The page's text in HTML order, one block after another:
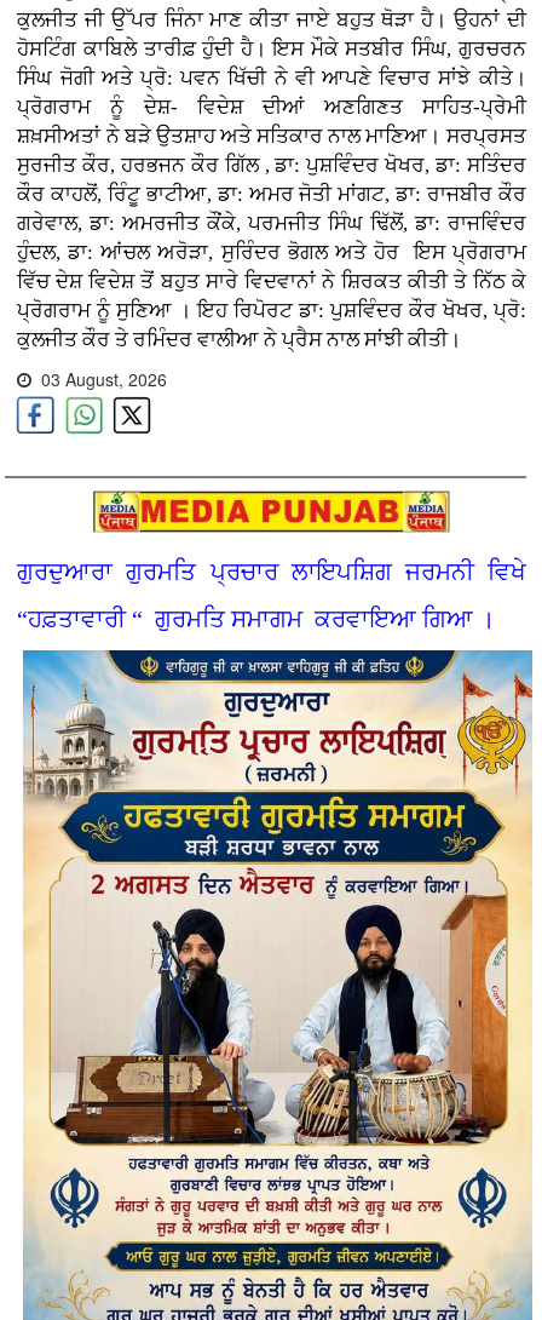
ਕੁਲਜੀਤ ਜੀ ਉੱਪਰ ਜਿੰਨਾ ਮਾਣ ਕੀਤਾ ਜਾਏ ਬਹੁਤ ਥੋੜਾ ਹੈ। ਉਹਨਾਂ ਦੀ
ਹੋਸਟਿੰਗ ਕਾਬਿਲੇ ਤਾਰੀਫ਼ ਹੁੰਦੀ ਹੈ। ਇਸ ਮੌਕੇ ਸਤਬੀਰ ਸਿੰਘ, ਗੁਰਚਰਨ
ਸਿੰਘ ਜੋਗੀ ਅਤੇ ਪ੍ਰੋ: ਪਵਨ ਖਿੱਚੀ ਨੇ ਵੀ ਆਪਣੇ ਵਿਚਾਰ ਸਾਂਝੇ ਕੀਤੇ।
ਪ੍ਰੋਗਰਾਮ ਨੂੰ ਦੇਸ਼- ਵਿਦੇਸ਼ ਦੀਆਂ ਅਣਗਿਣਤ ਸਾਹਿਤ-ਪ੍ਰੇਮੀ
ਸ਼ਖ਼ਸੀਅਤਾਂ ਨੇ ਬੜੇ ਉਤਸ਼ਾਹ ਅਤੇ ਸਤਿਕਾਰ ਨਾਲ ਮਾਣਿਆ। ਸਰਪ੍ਰਸਤ
ਸੁਰਜੀਤ ਕੌਰ, ਹਰਭਜਨ ਕੌਰ ਗਿੱਲ , ਡਾ: ਪੁਸ਼ਵਿੰਦਰ ਖੋਖਰ, ਡਾ: ਸਤਿੰਦਰ
ਕੌਰ ਕਾਹਲੋਂ, ਰਿੰਟੂ ਭਾਟੀਆ, ਡਾ: ਅਮਰ ਜੋਤੀ ਮਾਂਗਟ, ਡਾ: ਰਾਜਬੀਰ ਕੌਰ
ਗਰੇਵਾਲ, ਡਾ: ਅਮਰਜੀਤ ਕੌਂਕੇ, ਪਰਮਜੀਤ ਸਿੰਘ ਢਿੱਲੋਂ, ਡਾ: ਰਾਜਵਿੰਦਰ
ਹੁੰਦਲ, ਡਾ: ਆਂਚਲ ਅਰੋੜਾ, ਸੁਰਿੰਦਰ ਭੋਗਲ ਅਤੇ ਹੋਰ ਇਸ ਪ੍ਰੋਗਰਾਮ
ਵਿੱਚ ਦੇਸ਼ ਵਿਦੇਸ਼ ਤੋਂ ਬਹੁਤ ਸਾਰੇ ਵਿਦਵਾਨਾਂ ਨੇ ਸ਼ਿਰਕਤ ਕੀਤੀ ਤੇ ਨਿੱਠ ਕੇ
ਪ੍ਰੋਗਰਾਮ ਨੂੰ ਸੁਣਿਆ । ਇਹ ਰਿਪੋਰਟ ਡਾ: ਪੁਸ਼ਵਿੰਦਰ ਕੌਰ ਖੋਖਰ, ਪ੍ਰੋ:
ਕੁਲਜੀਤ ਕੌਰ ਤੇ ਰਮਿੰਦਰ ਵਾਲੀਆ ਨੇ ਪ੍ਰੈਸ ਨਾਲ ਸਾਂਝੀ ਕੀਤੀ।
03 August, 2026
ਗੁਰਦੁਆਰਾ ਗੁਰਮਤਿ ਪ੍ਰਚਾਰ ਲਾਇਪਸ਼ਿਗ ਜਰਮਨੀ ਵਿਖੇ
“ਹਫ਼ਤਾਵਾਰੀ “ ਗੁਰਮਤਿ ਸਮਾਗਮ ਕਰਵਾਇਆ ਗਿਆ ।